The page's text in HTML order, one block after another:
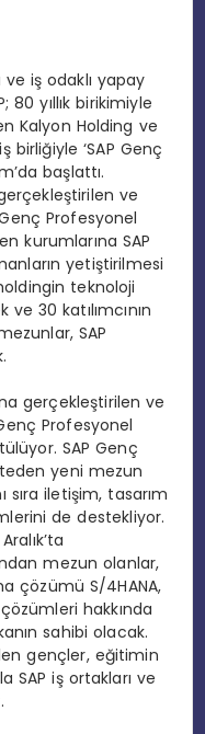
iş odaklı yapay
80 yıllık birikimiyle
Kalyon Holding ve
birliğiyle ‘SAP Genç
başlattı.
ve
Profesyonel
kurumlarına SAP
yetiştirilmesi
teknoloji
30 katılımcının
SAP
gerçekleştirilen ve
Profesyonel
SAP Genç
yeni mezun
iletişim, tasarım
de destekliyor.
mezun olanlar,
çözümü S/4HANA,
hakkında
sahibi olacak.
gençler, eğitimin
SAP iş ortakları ve